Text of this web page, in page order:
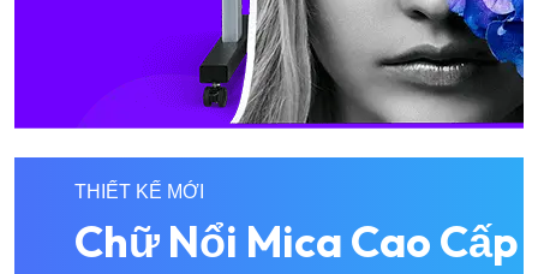
THIẾT KẾ MỚI
Chữ Nổi Mica Cao Cấp